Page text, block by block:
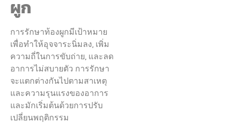
ผูก
การรักษาท้องผูกมีเป้าหมาย
เพื่อทำให้อุจจาระนิ่มลง, เพิ่ม
ความถี่ในการขับถ่าย, และลด
อาการไม่สบายตัว การรักษา
จะแตกต่างกันไปตามสาเหตุ
และความรุนแรงของอาการ
และมักเริ่มต้นด้วยการปรับ
เปลี่ยนพฤติกรรม